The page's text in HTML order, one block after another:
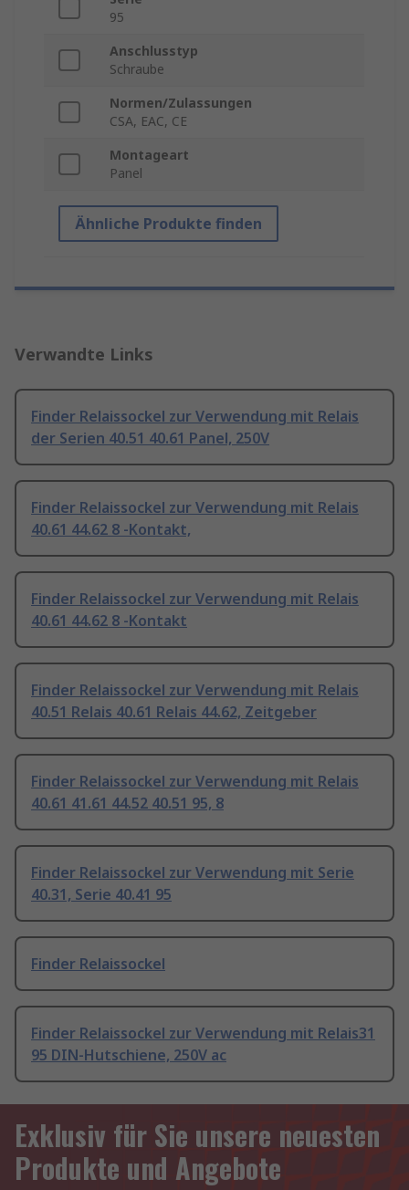
95
Anschlusstyp
Schraube
Normen/Zulassungen
CSA, EAC, CE
Montageart
Panel
Ähnliche Produkte finden
Verwandte Links
Finder Relaissockel zur Verwendung mit Relais
der Serien 40.51 40.61 Panel, 250V
Finder Relaissockel zur Verwendung mit Relais
40.61 44.62 8 -Kontakt,
Finder Relaissockel zur Verwendung mit Relais
40.61 44.62 8 -Kontakt
Finder Relaissockel zur Verwendung mit Relais
40.51 Relais 40.61 Relais 44.62, Zeitgeber
Finder Relaissockel zur Verwendung mit Relais
40.61 41.61 44.52 40.51 95, 8
Finder Relaissockel zur Verwendung mit Serie
40.31, Serie 40.41 95
Finder Relaissockel
Finder Relaissockel zur Verwendung mit Relais31
95 DIN-Hutschiene, 250V ac
Exklusiv für Sie unsere neuesten
Produkte und Angebote